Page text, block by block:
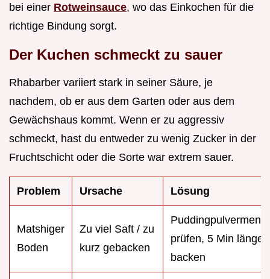
bei einer Rotweinsauce, wo das Einkochen für die
richtige Bindung sorgt.
Der Kuchen schmeckt zu sauer
Rhabarber variiert stark in seiner Säure, je
nachdem, ob er aus dem Garten oder aus dem
Gewächshaus kommt. Wenn er zu aggressiv
schmeckt, hast du entweder zu wenig Zucker in der
Fruchtschicht oder die Sorte war extrem sauer.
Problem Ursache Lösung
Matshiger
Boden
Zu viel Saft / zu
kurz gebacken
prüfen, 5 Min länger
backen